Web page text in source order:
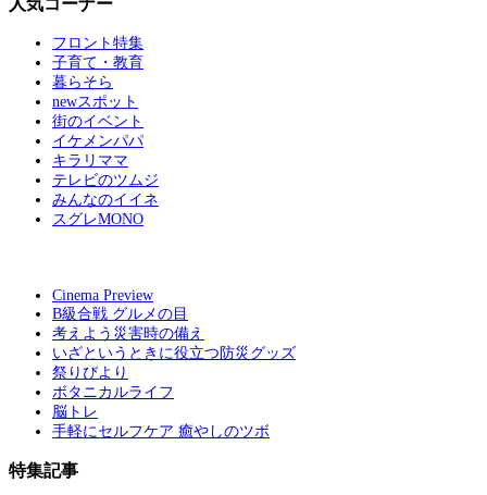
フロント特集
子育て・教育
暮らそら
newスポット
街のイベント
イケメンパパ
キラリママ
テレビのツムジ
みんなのイイネ
スグレMONO
Cinema Preview
B級合戦 グルメの目
考えよう災害時の備え
いざというときに役立つ防災グッズ
祭りびより
ボタニカルライフ
脳トレ
手軽にセルフケア 癒やしのツボ
特集記事